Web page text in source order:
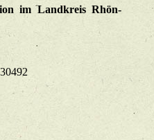
im Land­kreis Rhön-